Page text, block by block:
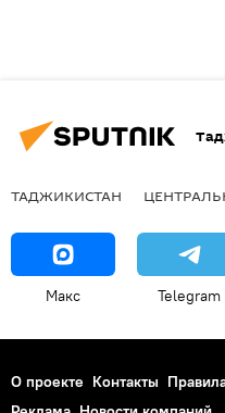
ТАДЖИКИСТАН
Макс Telegram
О проекте Контакты